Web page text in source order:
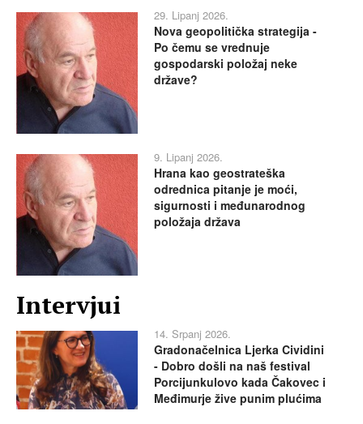
29. Lipanj 2026.
Nova geopolitička strategija -
Po čemu se vrednuje
gospodarski položaj neke
države?
9. Lipanj 2026.
Hrana kao geostrateška
odrednica pitanje je moći,
sigurnosti i međunarodnog
položaja država
Intervjui
14. Srpanj 2026.
Gradonačelnica Ljerka Cividini
- Dobro došli na naš festival
Porcijunkulovo kada Čakovec i
Međimurje žive punim plućima